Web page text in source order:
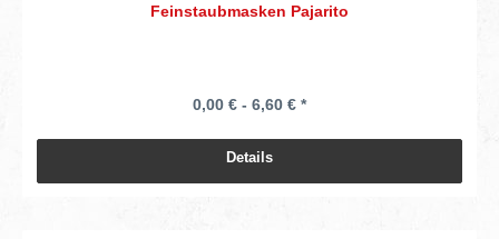
Feinstaubmasken Pajarito
0,00 € - 6,60 € *
Details